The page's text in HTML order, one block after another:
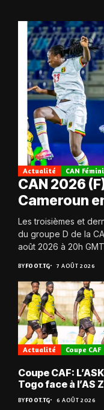
Actualité CAN
CAN 2026
Cameroun
Les troisièmes et
du groupe D de la
août 2026 à 20h
BYFOOT.TG 7 AOÛT 2026
Actualité Coupe CAF
Coupe CAF:
Togo face à l’AS
du Niger
BYFOOT.TG 6 AOÛT 2026